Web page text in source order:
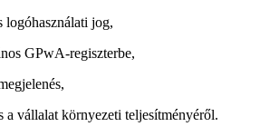
logóhasználati jog,
GPwA-regiszterbe,
a vállalat környezeti teljesítményéről.